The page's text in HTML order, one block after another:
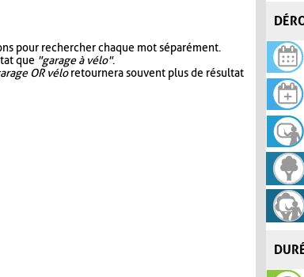
pour rechercher chaque mot séparément.
que "garage à vélo".
OR véloretournera souvent plus de résultat